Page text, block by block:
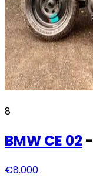
8
BMWCE 02 -
€8.000